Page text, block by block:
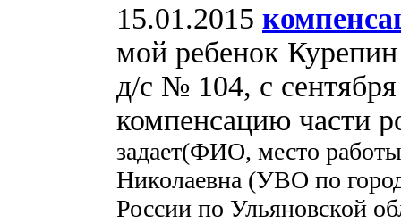
15.01.2015
мой ребенок
д/с № 104, с
компенсацию части
задает(ФИО, место
Николаевна (УВО по
России по Ульяновской